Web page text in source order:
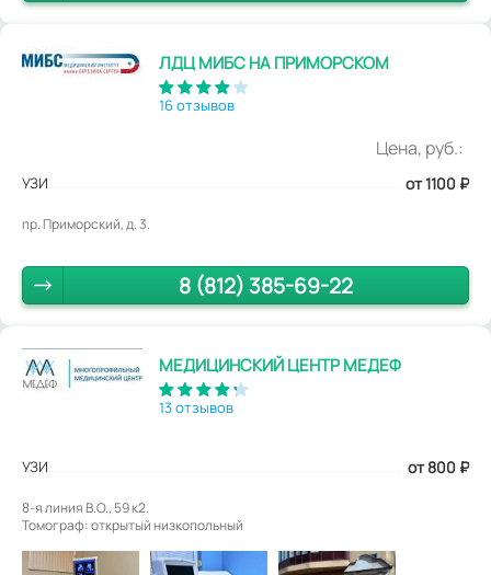
ЛДЦ МИБС НА ПРИМОРСКОМ
16 отзывов
Цена, руб.:
УЗИ от 1100 ₽
пр. Приморский, д. 3.
8 (812) 385-69-22
МЕДИЦИНСКИЙ ЦЕНТР МЕДЕФ
13 отзывов
УЗИ от 800 ₽
8-я линия В.О., 59 к2.
Томограф: открытый низкопольный